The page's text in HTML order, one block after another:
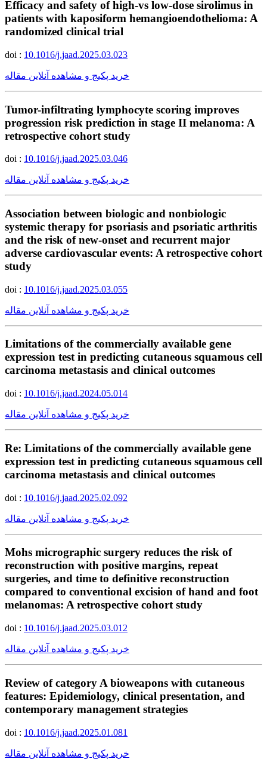
Efficacy and safety of high-vs low-dose sirolimus in
patients with kaposiform hemangioendothelioma: A
randomized clinical trial
doi : 10.1016/j.jaad.2025.03.023
خرید پکیج و مشاهده آنلاین مقاله
Tumor-infiltrating lymphocyte scoring improves
progression risk prediction in stage II melanoma: A
retrospective cohort study
doi : 10.1016/j.jaad.2025.03.046
خرید پکیج و مشاهده آنلاین مقاله
Association between biologic and nonbiologic
systemic therapy for psoriasis and psoriatic arthritis
and the risk of new-onset and recurrent major
adverse cardiovascular events: A retrospective cohort
study
doi : 10.1016/j.jaad.2025.03.055
خرید پکیج و مشاهده آنلاین مقاله
Limitations of the commercially available gene
expression test in predicting cutaneous squamous cell
carcinoma metastasis and clinical outcomes
doi : 10.1016/j.jaad.2024.05.014
خرید پکیج و مشاهده آنلاین مقاله
Re: Limitations of the commercially available gene
expression test in predicting cutaneous squamous cell
carcinoma metastasis and clinical outcomes
doi : 10.1016/j.jaad.2025.02.092
خرید پکیج و مشاهده آنلاین مقاله
Mohs micrographic surgery reduces the risk of
reconstruction with positive margins, repeat
surgeries, and time to definitive reconstruction
compared to conventional excision of hand and foot
melanomas: A retrospective cohort study
doi : 10.1016/j.jaad.2025.03.012
خرید پکیج و مشاهده آنلاین مقاله
Review of category A bioweapons with cutaneous
features: Epidemiology, clinical presentation, and
contemporary management strategies
doi : 10.1016/j.jaad.2025.01.081
خرید پکیج و مشاهده آنلاین مقاله